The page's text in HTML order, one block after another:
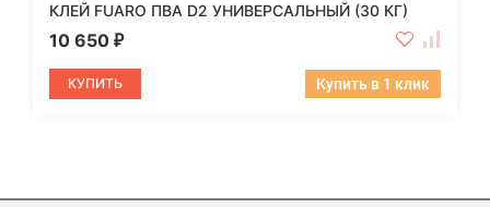
КЛЕЙ FUARO ПВА D2 УНИВЕРСАЛЬНЫЙ (30 КГ)
10 650 ₽
КУПИТЬ Купить в 1 клик